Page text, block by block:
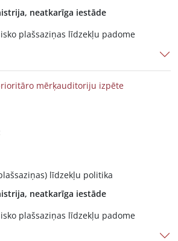
neatkarīga iestāde
plašsaziņas līdzekļu padome
mērķauditoriju izpēte
līdzekļu politika
neatkarīga iestāde
plašsaziņas līdzekļu padome